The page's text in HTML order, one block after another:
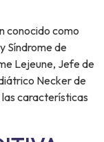
conocido como
Síndrome de
Lejeune, Jefe de
Necker de
las características